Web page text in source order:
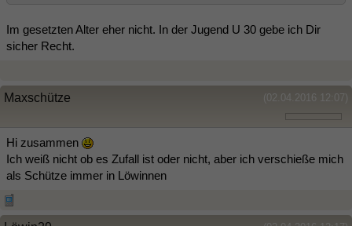
Im gesetzten Alter eher nicht. In der Jugend U 30 gebe ich Dir
sicher Recht.
(02.04.2016 12:07)
Maxschütze
Hi zusammen
Ich weiß nicht ob es Zufall ist oder nicht, aber ich verschieße mich
als Schütze immer in Löwinnen